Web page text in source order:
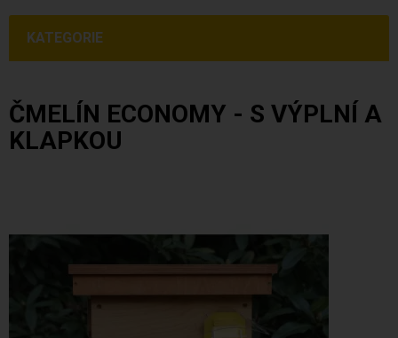
KATEGORIE
ČMELÍN ECONOMY - S VÝPLNÍ A
KLAPKOU